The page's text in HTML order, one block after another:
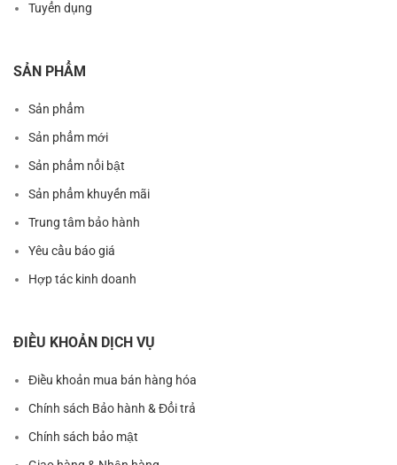
Tuyển dụng
SẢN PHẨM
Sản phẩm
Sản phẩm mới
Sản phẩm nổi bật
Sản phẩm khuyến mãi
Trung tâm bảo hành
Yêu cầu báo giá
Hợp tác kinh doanh
ĐIỀU KHOẢN DỊCH VỤ
Điều khoản mua bán hàng hóa
Chính sách Bảo hành & Đổi trả
Chính sách bảo mật